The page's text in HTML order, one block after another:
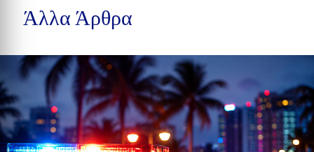
Άλλα Άρθρα